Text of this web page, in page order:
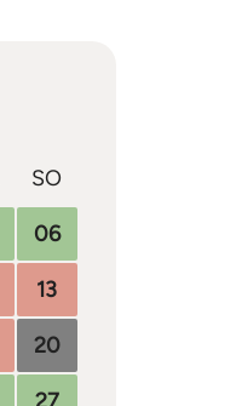
SO
06
13
20